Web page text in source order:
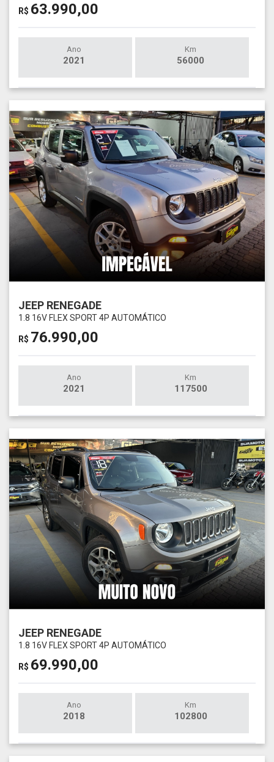
R$ 63.990,00
Ano
2021
Km
56000
JEEP RENEGADE
1.8 16V FLEX SPORT 4P AUTOMÁTICO
R$ 76.990,00
Ano
2021
Km
117500
JEEP RENEGADE
1.8 16V FLEX SPORT 4P AUTOMÁTICO
R$ 69.990,00
Ano
2018
Km
102800